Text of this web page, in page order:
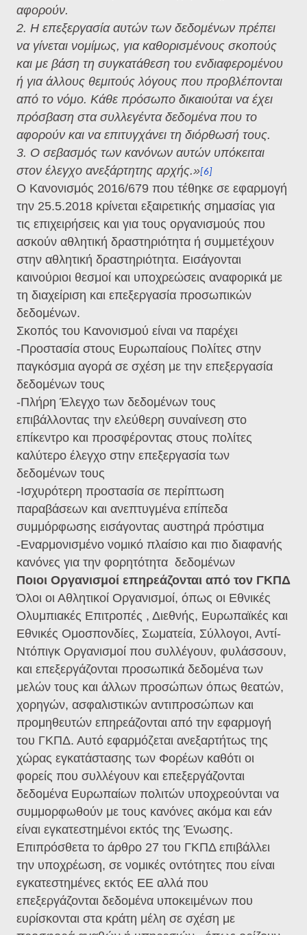
αφορούν.
2. Η επεξεργασία αυτών των δεδομένων πρέπει
να γίνεται νομίμως, για καθορισμένους σκοπούς
και με βάση τη συγκατάθεση του ενδιαφερομένου
ή για άλλους θεμιτούς λόγους που προβλέπονται
από το νόμο. Κάθε πρόσωπο δικαιούται να έχει
πρόσβαση στα συλλεγέντα δεδομένα που το
αφορούν και να επιτυγχάνει τη διόρθωσή τους.
3. Ο σεβασμός των κανόνων αυτών υπόκειται
στον έλεγχο ανεξάρτητης αρχής.»[6]
O Κανονισμός 2016/679 που τέθηκε σε εφαρμογή
την 25.5.2018 κρίνεται εξαιρετικής σημασίας για
τις επιχειρήσεις και για τους οργανισμούς που
ασκούν αθλητική δραστηριότητα ή συμμετέχουν
στην αθλητική δραστηριότητα. Εισάγονται
καινούριοι θεσμοί και υποχρεώσεις αναφορικά με
τη διαχείριση και επεξεργασία προσωπικών
δεδομένων.
Σκοπός του Κανονισμού είναι να παρέχει
-Προστασία στους Ευρωπαίους Πολίτες στην
παγκόσμια αγορά σε σχέση με την επεξεργασία
δεδομένων τους
-Πλήρη Έλεγχο των δεδομένων τους
επιβάλλοντας την ελεύθερη συναίνεση στο
επίκεντρο και προσφέροντας στους πολίτες
καλύτερο έλεγχο στην επεξεργασία των
δεδομένων τους
-Ισχυρότερη προστασία σε περίπτωση
παραβάσεων και ανεπτυγμένα επίπεδα
συμμόρφωσης εισάγοντας αυστηρά πρόστιμα
-Εναρμονισμένο νομικό πλαίσιο και πιο διαφανής
κανόνες για την φορητότητα δεδομένων
Ποιοι Οργανισμοί επηρεάζονται από τον ΓΚΠΔ
Όλοι οι Αθλητικοί Οργανισμοί, όπως οι Εθνικές
Ολυμπιακές Επιτροπές , Διεθνής, Ευρωπαϊκές και
Εθνικές Ομοσπονδίες, Σωματεία, Σύλλογοι, Αντί-
Ντόπιγκ Οργανισμοί που συλλέγουν, φυλάσσουν,
και επεξεργάζονται προσωπικά δεδομένα των
μελών τους και άλλων προσώπων όπως θεατών,
χορηγών, ασφαλιστικών αντιπροσώπων και
προμηθευτών επηρεάζονται από την εφαρμογή
του ΓΚΠΔ. Αυτό εφαρμόζεται ανεξαρτήτως της
χώρας εγκατάστασης των Φορέων καθότι οι
φορείς που συλλέγουν και επεξεργάζονται
δεδομένα Ευρωπαίων πολιτών υποχρεούνται να
συμμορφωθούν με τους κανόνες ακόμα και εάν
είναι εγκατεστημένοι εκτός της Ένωσης.
Επιπρόσθετα το άρθρο 27 του ΓΚΠΔ επιβάλλει
την υποχρέωση, σε νομικές οντότητες που είναι
εγκατεστημένες εκτός ΕΕ αλλά που
επεξεργάζονται δεδομένα υποκειμένων που
ευρίσκονται στα κράτη μέλη σε σχέση με